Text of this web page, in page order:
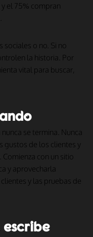
el 75% compran
sociales o no. Si no
la historia. Por
vital para buscar,
se termina. Nunca
gustos de los clientes y
con un sitio
y aprovecharla
y las pruebas de
escribe